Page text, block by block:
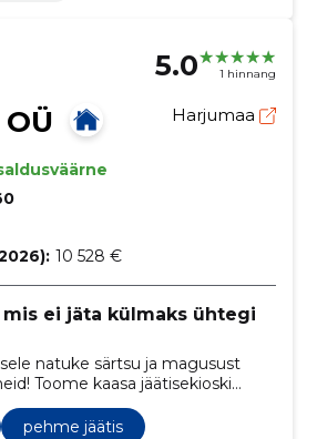
5.0 1 hinnang
Harjumaa
10 528 €
ei jäta külmaks ühtegi
natuke särtsu ja magusust
Toome kaasa jäätisekioski
jäätise ja muu söögipoolisega ja
suu saab magusaks!
pehme jäätis